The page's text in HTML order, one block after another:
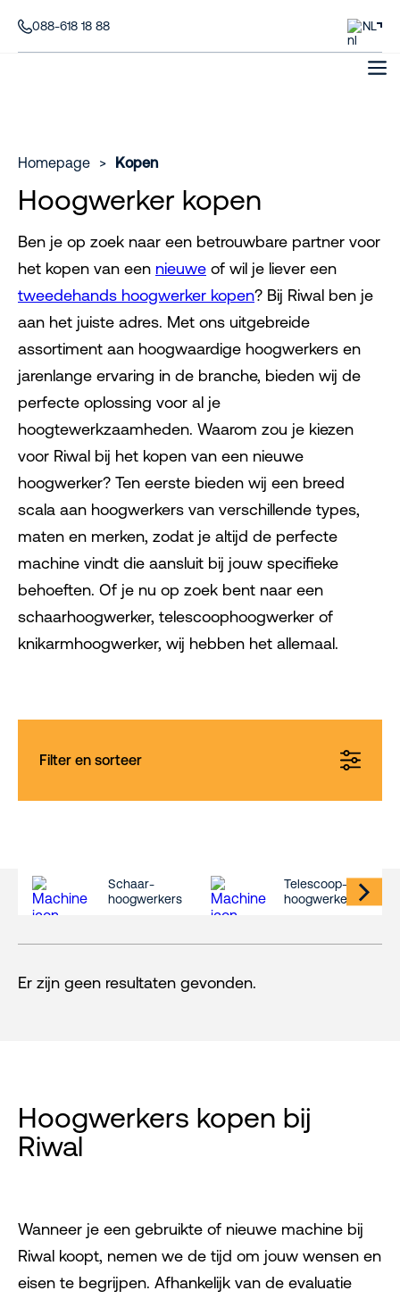
088-618 18 88 NL
Homepage > Kopen
Hoogwerker kopen
Ben je op zoek naar een betrouwbare partner voor
het kopen van een nieuwe of wil je liever een
tweedehands hoogwerker kopen? Bij Riwal ben je
aan het juiste adres. Met ons uitgebreide
assortiment aan hoogwaardige hoogwerkers en
jarenlange ervaring in de branche, bieden wij de
perfecte oplossing voor al je
hoogtewerkzaamheden. Waarom zou je kiezen
voor Riwal bij het kopen van een nieuwe
hoogwerker? Ten eerste bieden wij een breed
scala aan hoogwerkers van verschillende types,
maten en merken, zodat je altijd de perfecte
machine vindt die aansluit bij jouw specifieke
behoeften. Of je nu op zoek bent naar een
schaarhoogwerker, telescoophoogwerker of
knikarmhoogwerker, wij hebben het allemaal.
Filter en sorteer
Schaar-
hoogwerkers
Telescoop-
hoogwerkers
Er zijn geen resultaten gevonden.
Hoogwerkers kopen bij
Riwal
Wanneer je een gebruikte of nieuwe machine bij
Riwal koopt, nemen we de tijd om jouw wensen en
eisen te begrijpen. Afhankelijk van de evaluatie